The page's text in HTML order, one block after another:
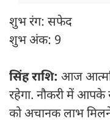
शुभ रंग: सफेद
शुभ अंक: 9
सिंह राशि: आज
रहेगा. नौकरी में आपके
को अचानक लाभ मिलने